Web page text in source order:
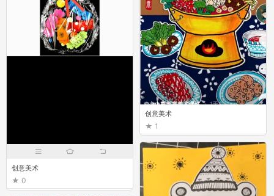
创意美术
1
创意美术
0